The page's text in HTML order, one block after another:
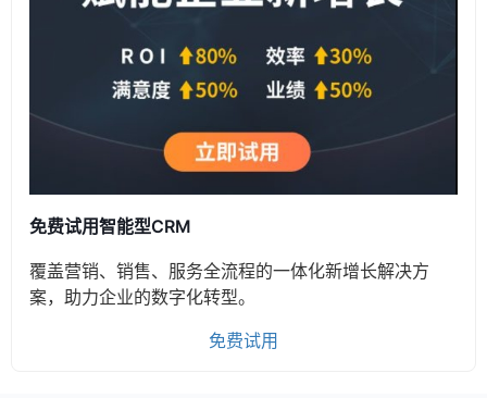
免费试用智能型CRM
覆盖营销、销售、服务全流程的一体化新增长解决方
案，助力企业的数字化转型。
免费试用